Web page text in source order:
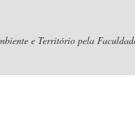
e Território pela